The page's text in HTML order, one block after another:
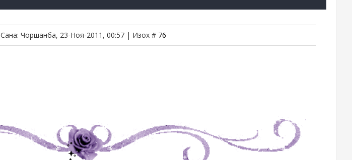
Сана: Чоршанба, 23-Ноя-2011, 00:57 | Изох # 76